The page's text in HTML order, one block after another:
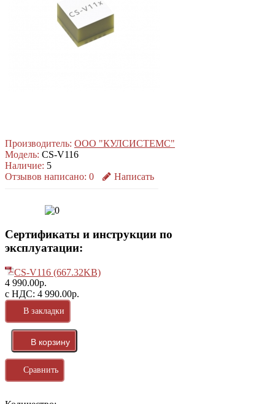
Производитель: ООО "КУЛСИСТЕМС"
Модель: CS-V116
Наличие: 5
Отзывов написано: 0 Написать
Сертификаты и инструкции по
эксплуатации:
CS-V116 (667.32KB)
4 990.00р.
с НДС: 4 990.00р.
В закладки
Сравнить